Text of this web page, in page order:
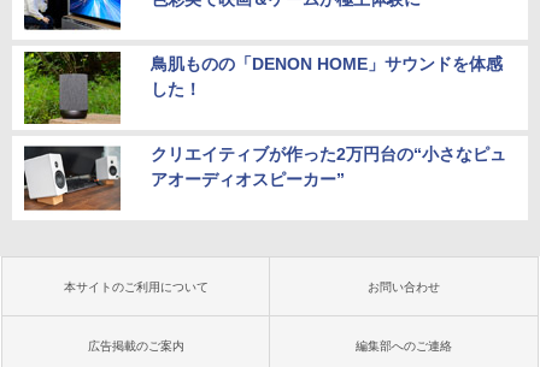
鳥肌ものの「DENON HOME」サウンドを体感
した！
クリエイティブが作った2万円台の“小さなピュ
アオーディオスピーカー”
本サイトのご利用について お問い合わせ
広告掲載のご案内 編集部へのご連絡